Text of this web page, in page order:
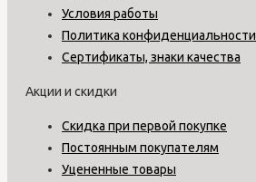
Условия работы
Политика конфиденциальности
Сертификаты, знаки качества
Акции и скидки
Скидка при первой покупке
Постоянным покупателям
Уцененные товары